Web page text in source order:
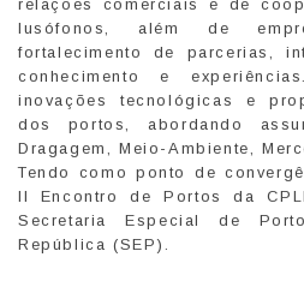
relações comerciais e de
lusófonos, além de
fortalecimento de parcerias,
conhecimento e
inovações tecnológicas e
dos portos, abordando
Dragagem, Meio-Ambiente,
Tendo como ponto de
II Encontro de Portos da
Secretaria Especial de
República (SEP).